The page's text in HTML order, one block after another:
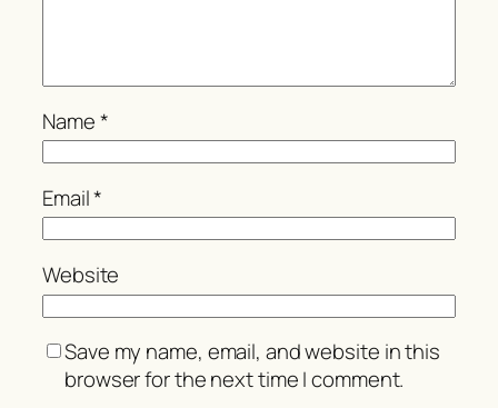
Name*
Email*
Website
Save my name, email, and website in this
browser for the next time I comment.